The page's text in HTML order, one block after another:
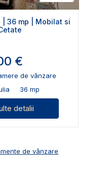
| 36 mp | Mobilat si
€
de vânzare
36 mp
detalii
de vânzare